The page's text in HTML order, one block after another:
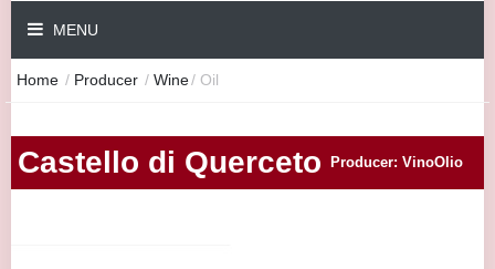
MENU
Home / Producer / Wine/ Oil
Castello di Querceto Producer: VinoOlio